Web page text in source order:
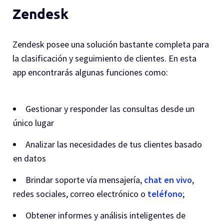
Zendesk
Zendesk posee una solución bastante completa para
la clasificación y seguimiento de clientes. En esta
app encontrarás algunas funciones como:
Gestionar y responder las consultas desde un
único lugar
Analizar las necesidades de tus clientes basado
en datos
Brindar soporte vía mensajería, chat en vivo,
redes sociales, correo electrónico o teléfono;
Obtener informes y análisis inteligentes de